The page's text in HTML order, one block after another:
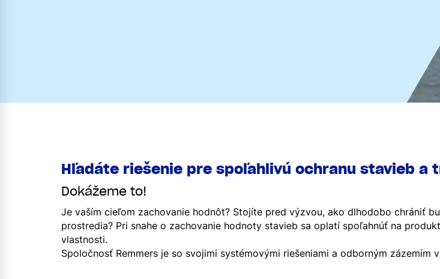
Hľadáte riešenie pre spoľahlivú ochranu stavieb
Dokážeme to!
Je vaším cieľom zachovanie hodnôt? Stojíte pred výzvou, ako dlhodobo chrániť
prostredia? Pri snahe o zachovanie hodnoty stavieb sa oplatí spoľahnúť na
vlastnosti.
Spoločnosť Remmers je so svojimi systémovými riešeniami a odborným